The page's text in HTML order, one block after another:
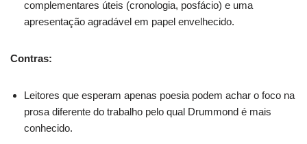
complementares úteis (cronologia, posfácio) e uma
apresentação agradável em papel envelhecido.
Contras:
Leitores que esperam apenas poesia podem achar o foco na
prosa diferente do trabalho pelo qual Drummond é mais
conhecido.